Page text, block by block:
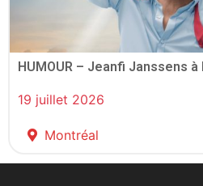
HUMOUR – Jeanfi Janssens
19 juillet 2026
Montréal